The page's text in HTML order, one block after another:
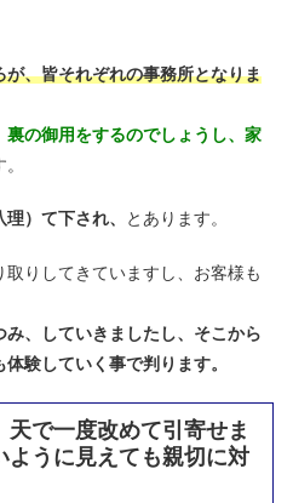
、皆それぞれの事務所となりま
裏の御用をするのでしょうし、家
）て下され、 とあります。
りしてきていますし、お客様も
み、していきましたし、そこから
験していく事で判ります。
で一度改めて引寄せま
ように見えても親切に対